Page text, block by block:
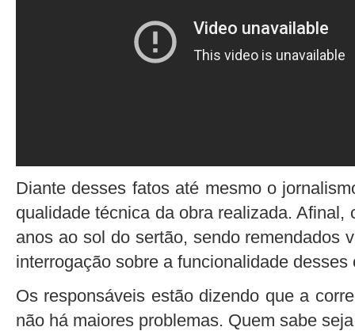
Diante desses fatos até mesmo o
qualidade técnica da obra realizada.
anos ao sol do sertão, sendo remendados
interrogação sobre a funcionalidade
Os responsáveis estão dizendo que a
não há maiores problemas. Quem sabe